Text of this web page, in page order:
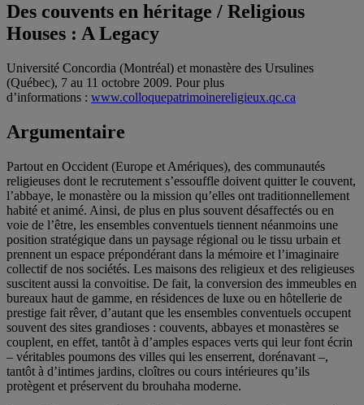
Des couvents en héritage / Religious
Houses : A Legacy
Université Concordia (Montréal) et monastère des Ursulines
(Québec), 7 au 11 octobre 2009. Pour plus
d’informations : www.colloquepatrimoinereligieux.qc.ca
Argumentaire
Partout en Occident (Europe et Amériques), des communautés
religieuses dont le recrutement s’essouffle doivent quitter le couvent,
l’abbaye, le monastère ou la mission qu’elles ont traditionnellement
habité et animé. Ainsi, de plus en plus souvent désaffectés ou en
voie de l’être, les ensembles conventuels tiennent néanmoins une
position stratégique dans un paysage régional ou le tissu urbain et
prennent un espace prépondérant dans la mémoire et l’imaginaire
collectif de nos sociétés. Les maisons des religieux et des religieuses
suscitent aussi la convoitise. De fait, la conversion des immeubles en
bureaux haut de gamme, en résidences de luxe ou en hôtellerie de
prestige fait rêver, d’autant que les ensembles conventuels occupent
souvent des sites grandioses : couvents, abbayes et monastères se
couplent, en effet, tantôt à d’amples espaces verts qui leur font écrin
– véritables poumons des villes qui les enserrent, dorénavant –,
tantôt à d’intimes jardins, cloîtres ou cours intérieures qu’ils
protègent et préservent du brouhaha moderne.